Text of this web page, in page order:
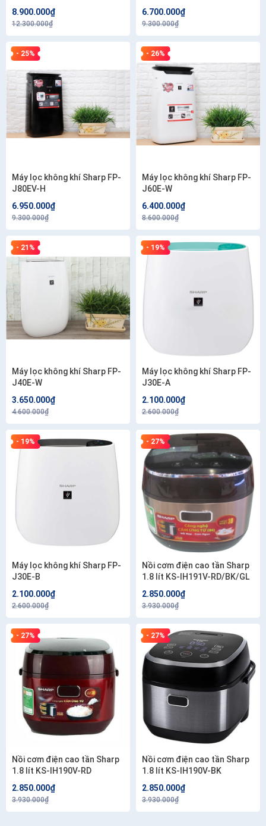
8.900.000₫
12.300.000₫
6.700.000₫
9.300.000₫
- 25%
Máy lọc không khí Sharp FP-
J80EV-H
6.950.000₫
9.300.000₫
- 26%
Máy lọc không khí Sharp FP-
J60E-W
6.400.000₫
8.600.000₫
- 21%
Máy lọc không khí Sharp FP-
J40E-W
3.650.000₫
4.600.000₫
- 19%
Máy lọc không khí Sharp FP-
J30E-A
2.100.000₫
2.600.000₫
- 19%
Máy lọc không khí Sharp FP-
J30E-B
2.100.000₫
2.600.000₫
- 27%
Nồi cơm điện cao tần Sharp
1.8 lít KS-IH191V-RD/BK/GL
2.850.000₫
3.930.000₫
- 27%
Nồi cơm điện cao tần Sharp
1.8 lít KS-IH190V-RD
2.850.000₫
3.930.000₫
- 27%
Nồi cơm điện cao tần Sharp
1.8 lít KS-IH190V-BK
2.850.000₫
3.930.000₫